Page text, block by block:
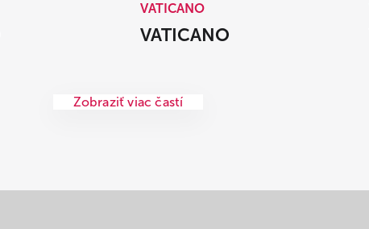
VATICANO
VATICANO
Zobraziť viac častí